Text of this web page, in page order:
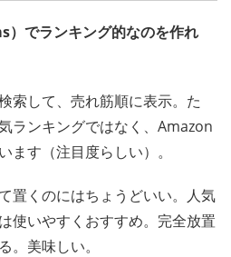
でランキング的なのを作れ
索して、売れ筋順に表示。た
ランキングではなく、Amazon
ます（注目度らしい）。
置くのにはちょうどいい。人気
使いやすくおすすめ。完全放置
。美味しい。